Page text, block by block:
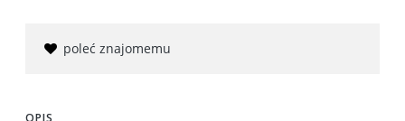
poleć znajomemu
OPIS